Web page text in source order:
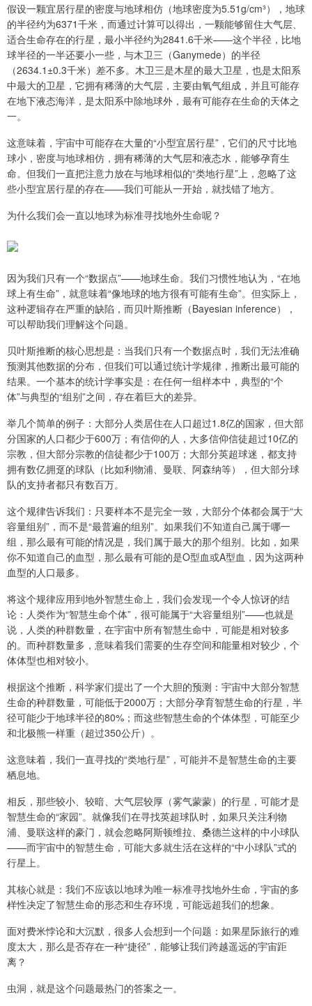
假设一颗宜居行星的密度与地球相仿（地球密度为5.51g/cm³），地球
的半径约为6371千米，而通过计算可以得出，一颗能够留住大气层、
适合生命存在的行星，最小半径约为2841.6千米——这个半径，比地
球半径的一半还要小一些，与木卫三（Ganymede）的半径
（2634.1±0.3千米）差不多。木卫三是木星的最大卫星，也是太阳系
中最大的卫星，它拥有稀薄的大气层，主要由氧气组成，并且可能存
在地下液态海洋，是太阳系中除地球外，最有可能存在生命的天体之
一。
这意味着，宇宙中可能存在大量的“小型宜居行星”，它们的尺寸比地
球小，密度与地球相仿，拥有稀薄的大气层和液态水，能够孕育生
命。但我们一直把注意力放在与地球相似的“类地行星”上，忽略了这
些小型宜居行星的存在——我们可能从一开始，就找错了地方。
为什么我们会一直以地球为标准寻找地外生命呢？
因为我们只有一个“数据点”——地球生命。我们习惯性地认为，“在地
球上有生命”，就意味着“像地球的地方很有可能有生命”。但实际上，
这种逻辑存在严重的缺陷，而贝叶斯推断（Bayesian inference），
可以帮助我们理解这个问题。
贝叶斯推断的核心思想是：当我们只有一个数据点时，我们无法准确
预测其他数据的分布，但我们可以通过统计学规律，推断出最可能的
结果。一个基本的统计学事实是：在任何一组样本中，典型的“个
体”与典型的“组别”之间，存在着巨大的差异。
举几个简单的例子：大部分人类居住在人口超过1.8亿的国家，但大部
分国家的人口都少于600万；有信仰的人，大多信仰信徒超过10亿的
宗教，但大部分宗教的信徒都少于100万；大部分英超球迷，都支持
拥有数亿拥趸的球队（比如利物浦、曼联、阿森纳等），但大部分球
队的支持者都只有数百万。
这个规律告诉我们：只要样本不是完全一致，大部分个体都会属于“大
容量组别”，而不是“最普遍的组别”。如果我们不知道自己属于哪一
组，那么最有可能的情况是，我们属于最大的那个组别。比如，如果
你不知道自己的血型，那么最有可能的是O型血或A型血，因为这两种
血型的人口最多。
将这个规律应用到地外智慧生命上，我们会发现一个令人惊讶的结
论：人类作为“智慧生命个体”，很可能属于“大容量组别”——也就是
说，人类的种群数量，在宇宙中所有智慧生命中，可能是相对较多
的。而种群数量多，意味着我们需要的生存空间和能量相对较少，个
体体型也相对较小。
根据这个推断，科学家们提出了一个大胆的预测：宇宙中大部分智慧
生命的种群数量，可能低于2000万；大部分孕育智慧生命的行星，半
径可能少于地球半径的80%；而这些智慧生命的个体体型，可能至少
和北极熊一样重（超过350公斤）。
这意味着，我们一直寻找的“类地行星”，可能并不是智慧生命的主要
栖息地。
相反，那些较小、较暗、大气层较厚（雾气蒙蒙）的行星，可能才是
智慧生命的“家园”。就像我们在寻找英超球队时，如果只关注利物
浦、曼联这样的豪门，就会忽略阿斯顿维拉、桑德兰这样的中小球队
——而宇宙中的智慧生命，可能大多就生活在这样的“中小球队”式的
行星上。
其核心就是：我们不应该以地球为唯一标准寻找地外生命，宇宙的多
样性决定了智慧生命的形态和生存环境，可能远超我们的想象。
面对费米悖论和大沉默，很多人会想到一个问题：如果星际旅行的难
度太大，那么是否存在一种“捷径”，能够让我们跨越遥远的宇宙距
离？
虫洞，就是这个问题最热门的答案之一。